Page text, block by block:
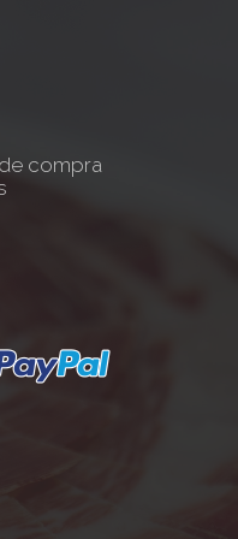
compra